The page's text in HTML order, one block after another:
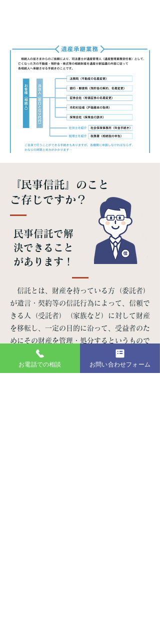
『民事信託』のこと
​ご存じですか？
民事信託で解
決できること
があります！
信託とは、財産を持っている方（委託者）
が遺言・契約等の信託行為によって、信頼で
きる人（受託者）（家族など）に対して財産
を移転し、一定の目的に沿って、受益者のた
めにその財産を管理・処分するというもので
民事信託でできること
お電話での相談 お問い合わせフォーム